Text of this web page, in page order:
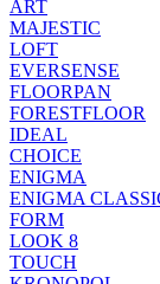
ART
MAJESTIC
LOFT
EVERSENSE
FLOORPAN
FORESTFLOOR
IDEAL
CHOICE
ENIGMA
ENIGMA
FORM
LOOK 8
TOUCH